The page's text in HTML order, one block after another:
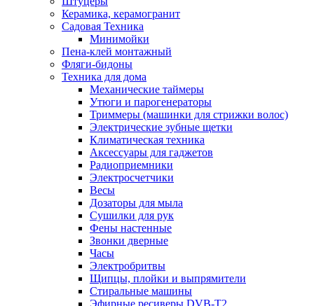
Керамика, керамогранит
Садовая Техника
Минимойки
Пена-клей монтажный
Фляги-бидоны
Техника для дома
Механические таймеры
Утюги и парогенераторы
Триммеры (машинки для стрижки волос)
Электрические зубные щетки
Климатическая техника
Аксессуары для гаджетов
Радиоприемники
Электросчетчики
Весы
Дозаторы для мыла
Сушилки для рук
Фены настенные
Звонки дверные
Часы
Электробритвы
Щипцы, плойки и выпрямители
Стиральные машины
Эфирные ресиверы DVB-T2